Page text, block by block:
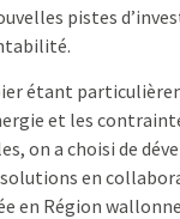
pistes
étant
et les
on a choisi de
en
en Région